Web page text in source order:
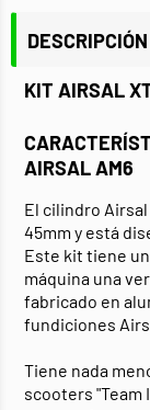
DESCRIPCIÓN
KIT AIRSAL
AIRSAL AM6
El cilindro Airsal
45mm y está
Este kit tiene
máquina una
fabricado en
fundiciones
Tiene nada
scooters "Team